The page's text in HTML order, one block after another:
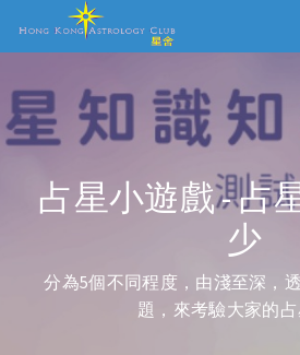
占星咨詢
選擇適合自己的占星師, 為你提供
詢項目!
占星小遊戲 - 占
少
分為5個不同程度，由淺至深，
題，來考驗大家的